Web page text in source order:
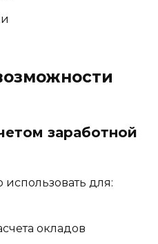
заработной
для:
окладов